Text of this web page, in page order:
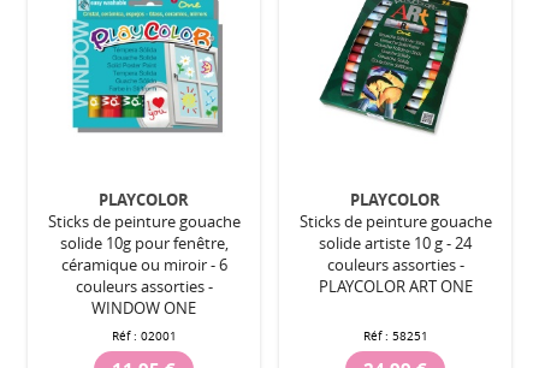
PLAYCOLOR
Sticks de peinture gouache
solide 10g pour fenêtre,
céramique ou miroir - 6
couleurs assorties -
WINDOW ONE
Réf : 02001
PLAYCOLOR
Sticks de peinture gouache
solide artiste 10 g - 24
couleurs assorties -
PLAYCOLOR ART ONE
Réf : 58251